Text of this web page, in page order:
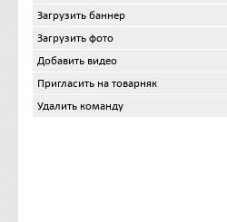
Загрузить баннер
Загрузить фото
Добавить видео
Пригласить на товарняк
Удалить команду